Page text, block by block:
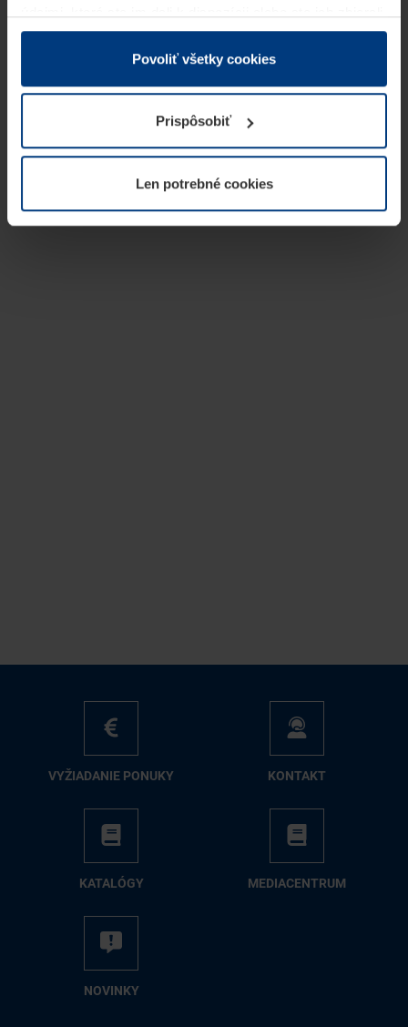
v rámci Vášho využívania služieb.
Z právneho hľadiska môžeme cookies ukladať na Vašom
prevádzku tejto stránky. Pre všetky ostatné typy cookie
potrebujeme Vaše povolenie. Vaše povolenie môžete
kedykoľvek zmeniť alebo odvolať vo vysvetlení cookie
našej webovej stránky.
Povoliť všetky cookies
Prispôsobiť
Len potrebné cookies
VY­ŽIA­DA­NIE PO­NU­KY KON­TAKT
KA­TA­LÓ­GY ME­DIA­CEN­TRUM
NO­VIN­KY